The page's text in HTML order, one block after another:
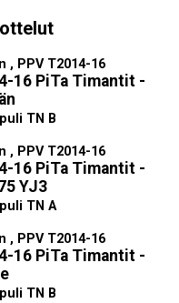
, PPV T2014-16
16 PiTa Timantit -
TN B
, PPV T2014-16
16 PiTa Timantit -
YJ3
TN A
, PPV T2014-16
16 PiTa Timantit -
TN B